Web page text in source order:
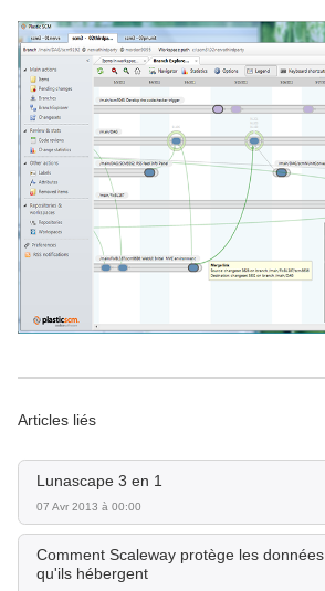
Articles liés
Lunascape 3 en 1
07 Avr 2013 à 00:00
Comment Scaleway protège les données
qu'ils hébergent